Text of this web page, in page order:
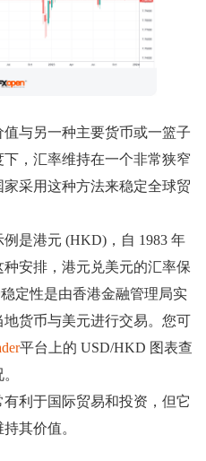
与另一种主要货币或一篮子
，汇率维持在一个非常狭窄
采用这种方法来稳定全球贸
是港元 (HKD)，自 1983 年
安排，港元兑美元的汇率保
定性是由香港金融管理局实
货币与美元进行交易。您可
平台上的 USD/HKD 图表查
利于国际贸易和投资，但它
其价值。